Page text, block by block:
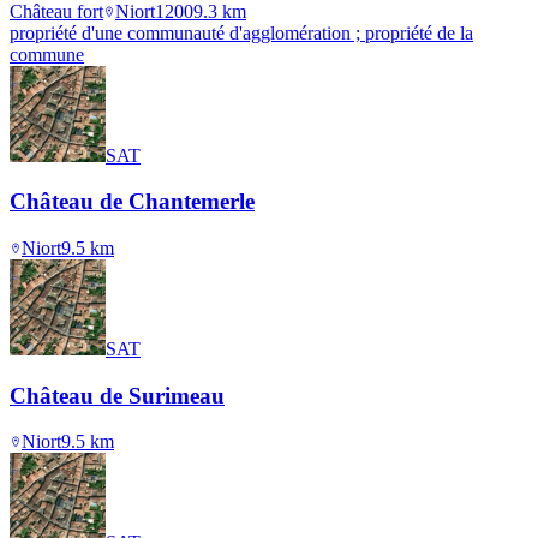
Château fort Niort12009.3 km
propriété d'une communauté d'agglomération ; propriété de la
commune
SAT
Château de Chantemerle
Niort9.5 km
SAT
Château de Surimeau
Niort9.5 km